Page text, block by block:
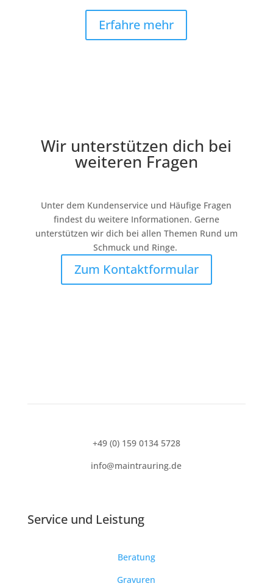
Erfahre mehr
Wir unterstützen dich bei
weiteren Fragen
Unter dem Kundenservice und Häufige Fragen
findest du weitere Informationen. Gerne
unterstützen wir dich bei allen Themen Rund um
Schmuck und Ringe.
Zum Kontaktformular
+49 (0) 159 0134 5728
info@maintrauring.de
Service und Leistung
Beratung
Gravuren